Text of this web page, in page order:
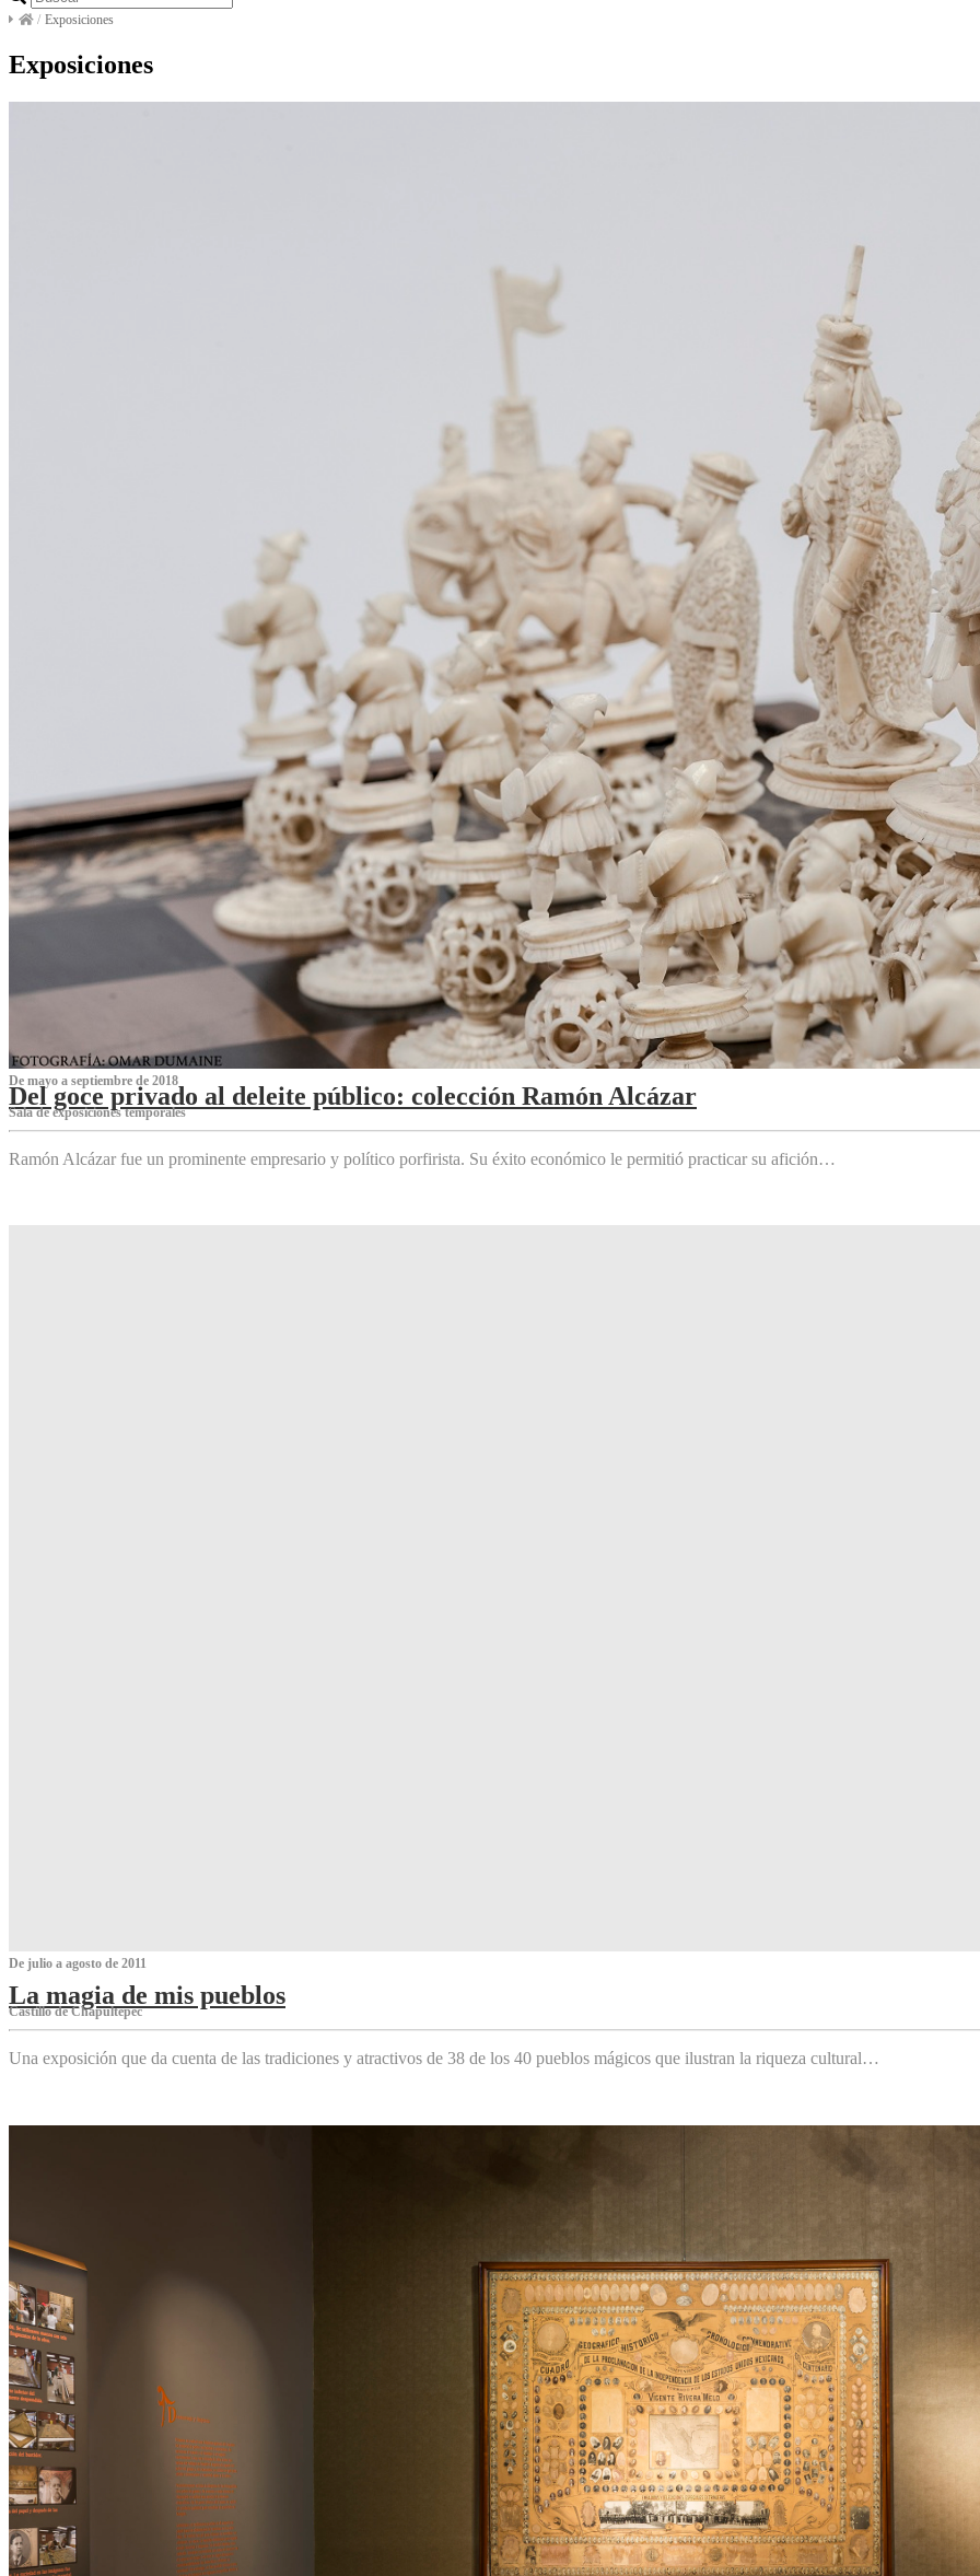
/ Exposiciones
Exposiciones
De mayo a septiembre de 2018
Del goce privado al deleite público: colección Ramón Alcázar
Sala de exposiciones temporales
Ramón Alcázar fue un prominente empresario y político porfirista. Su éxito económico le permitió practicar su afición…
De julio a agosto de 2011
La magia de mis pueblos
Castillo de Chapultepec
Una exposición que da cuenta de las tradiciones y atractivos de 38 de los 40 pueblos mágicos que ilustran la riqueza cultural…